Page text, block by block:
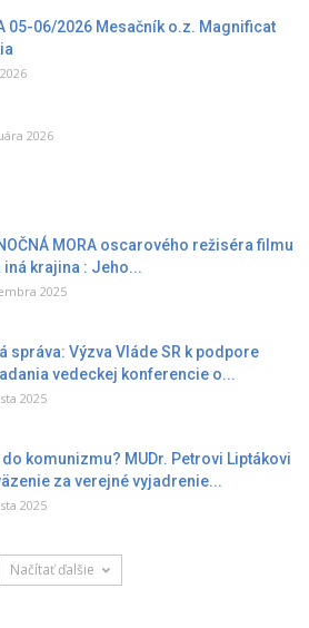
05-06/2026 Mesačník o.z. Magnificat
2026
MORA oscarového režiséra filmu
iná krajina : Jeho...
2025
správa: Výzva Vláde SR k podpore
vedeckej konferencie o...
2025
do komunizmu? MUDr. Petrovi Liptákovi
za verejné vyjadrenie...
2025
Načítať ďalšie